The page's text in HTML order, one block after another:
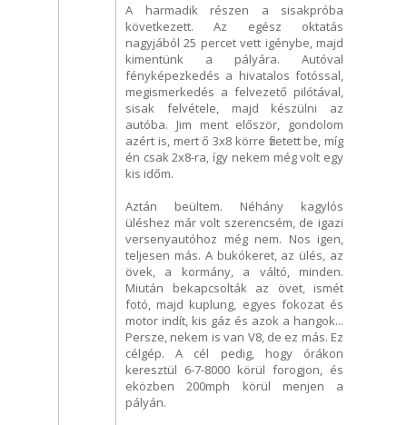
A harmadik részen a sisakpróba
következett. Az egész oktatás
nagyjából 25 percet vett igénybe, majd
kimentünk a pályára. Autóval
fényképezkedés a hivatalos fotóssal,
megismerkedés a felvezető pilótával,
sisak felvétele, majd készülni az
autóba. Jim ment először, gondolom
azért is, mert ő 3x8 körre fizetett be, míg
én csak 2x8-ra, így nekem még volt egy
kis időm.
Aztán beültem. Néhány kagylós
üléshez már volt szerencsém, de igazi
versenyautóhoz még nem. Nos igen,
teljesen más. A bukókeret, az ülés, az
övek, a kormány, a váltó, minden.
Miután bekapcsolták az övet, ismét
fotó, majd kuplung, egyes fokozat és
motor indít, kis gáz és azok a hangok...
Persze, nekem is van V8, de ez más. Ez
célgép. A cél pedig, hogy órákon
keresztül 6-7-8000 körül forogjon, és
eközben 200mph körül menjen a
pályán.